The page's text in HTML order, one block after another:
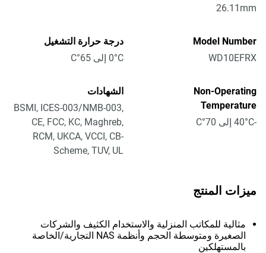
26.11mm
Model Number
WD10EFRX
درجة حرارة التشغيل
0°C إلى 65°C
Non-Operating
Temperature
-40°C إلى 70°C
الشهادات
BSMI, ICES-003/NMB-003,
CE, FCC, KC, Maghreb,
RCM, UKCA, VCCI, CB-
Scheme, TUV, UL
ميزات المنتج
مثالية للمكاتب المنزلية والاستخدام الكثيف والشركات
الصغيرة ومتوسطة الحجم وأنظمة NAS التجارية/الخاصة
بالمستهلكين